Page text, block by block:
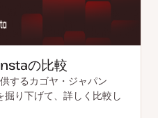
の比較
するカゴヤ・ジャパン
掘り下げて、詳しく比較し